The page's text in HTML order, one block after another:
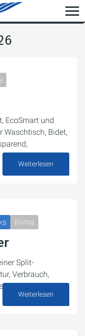
EcoSmart und
Waschtisch, Bidet,
Weiterlesen
Klima
Split-
Verbrauch,
einfach erklärt.
Weiterlesen